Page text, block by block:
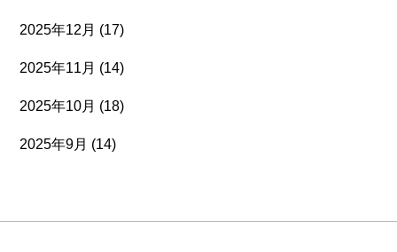
2025年12月 (17)
2025年11月 (14)
2025年10月 (18)
2025年9月 (14)